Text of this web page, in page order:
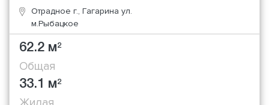
Отрадное г., Гагарина ул.
м.Рыбацкое
62.2 м2
Общая
33.1 м2